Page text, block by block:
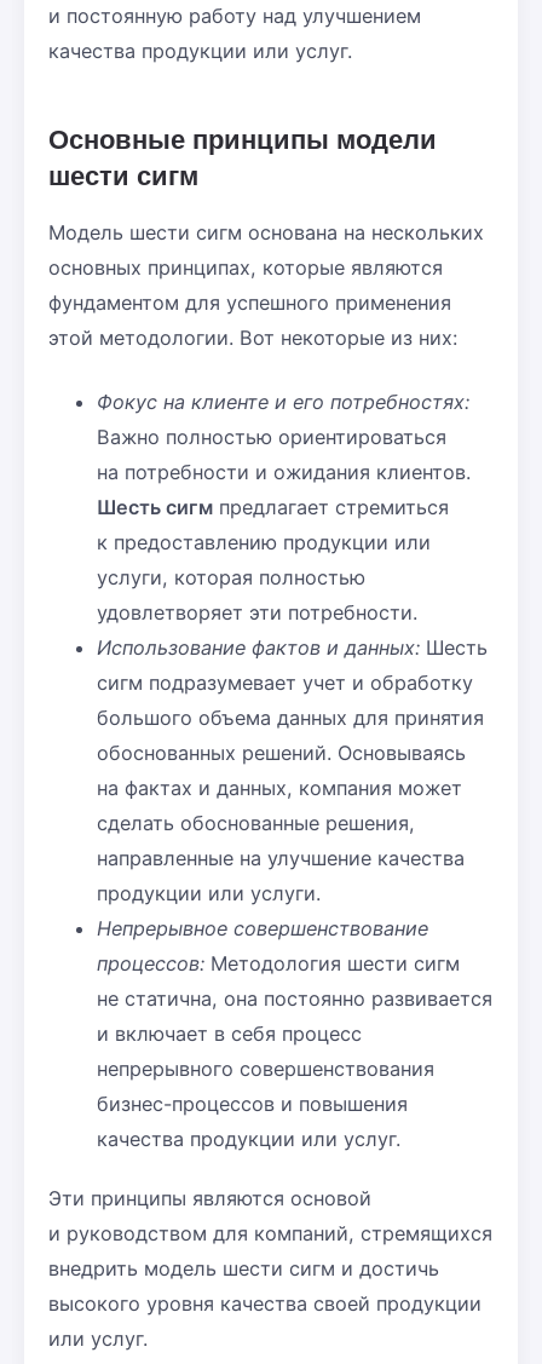
и постоянную работу над улучшением
качества продукции или услуг.
Основные принципы модели
шести сигм
Модель шести сигм основана на нескольких
основных принципах, которые являются
фундаментом для успешного применения
этой методологии. Вот некоторые из них:
Фокус на клиенте и его потребностях:
Важно полностью ориентироваться
на потребности и ожидания клиентов.
Шесть сигм предлагает стремиться
к предоставлению продукции или
услуги, которая полностью
удовлетворяет эти потребности.
Использование фактов и данных: Шесть
сигм подразумевает учет и обработку
большого объема данных для принятия
обоснованных решений. Основываясь
на фактах и данных, компания может
сделать обоснованные решения,
направленные на улучшение качества
продукции или услуги.
Непрерывное совершенствование
процессов: Методология шести сигм
не статична, она постоянно развивается
и включает в себя процесс
непрерывного совершенствования
бизнес-процессов и повышения
качества продукции или услуг.
Эти принципы являются основой
и руководством для компаний, стремящихся
внедрить модель шести сигм и достичь
высокого уровня качества своей продукции
или услуг.